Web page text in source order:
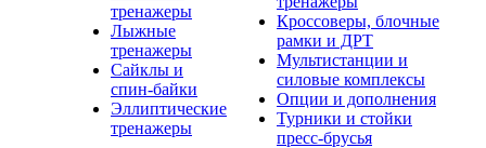
тренажеры
Лыжные
тренажеры
Сайклы и
спин-байки
Эллиптические
тренажеры
Кроссоверы, блочные
рамки и ДРТ
Мультистанции и
силовые комплексы
Опции и дополнения
Турники и стойки
пресс-брусья